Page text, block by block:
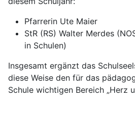
Pfarrerin Ute Maier
StR (RS) Walter Merdes
in Schulen)
Insgesamt ergänzt das
diese Weise den für das
Schule wichtigen Bereich „Herz